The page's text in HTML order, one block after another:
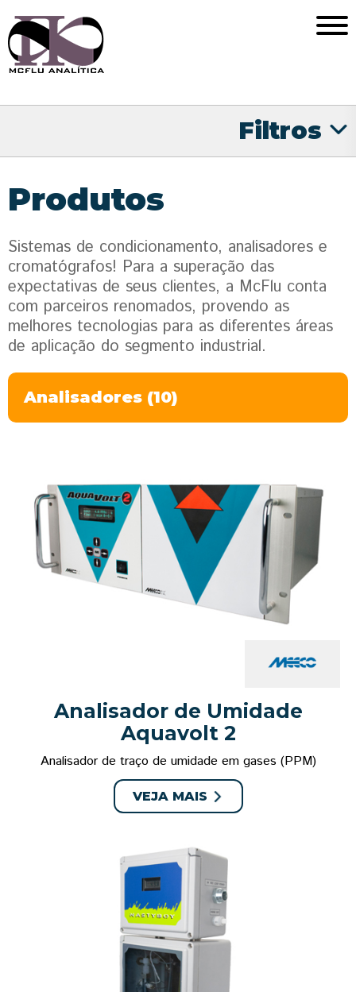
Filtros
Produtos
Sistemas de condicionamento, analisadores e
cromatógrafos! Para a superação das
expectativas de seus clientes, a McFlu conta
com parceiros renomados, provendo as
melhores tecnologias para as diferentes áreas
de aplicação do segmento industrial.
Analisadores (10)
Analisador de Umidade
Aquavolt 2
Analisador de traço de umidade em gases (PPM)
VEJA MAIS